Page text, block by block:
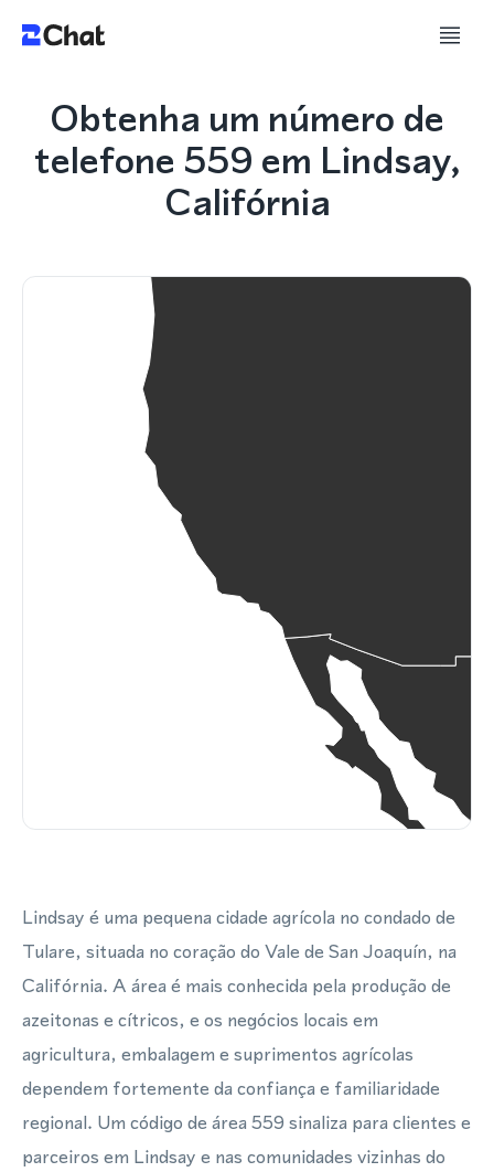
Obtenha um número de
telefone 559 em Lindsay,
Califórnia
Lindsay é uma pequena cidade agrícola no condado de
Tulare, situada no coração do Vale de San Joaquín, na
Califórnia. A área é mais conhecida pela produção de
azeitonas e cítricos, e os negócios locais em
agricultura, embalagem e suprimentos agrícolas
dependem fortemente da confiança e familiaridade
regional. Um código de área 559 sinaliza para clientes e
parceiros em Lindsay e nas comunidades vizinhas do